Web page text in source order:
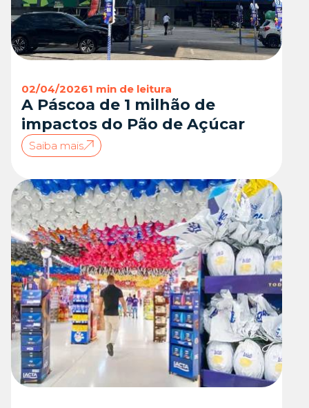
02/04/20261 min de leitura
A Páscoa de 1 milhão de
impactos do Pão de Açúcar
Saiba mais